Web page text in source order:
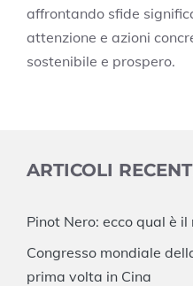
affrontando sfide
attenzione e azioni
sostenibile e prospero.
ARTICOLI
Pinot Nero: ecco qual è
Congresso mondiale
prima volta in Cina